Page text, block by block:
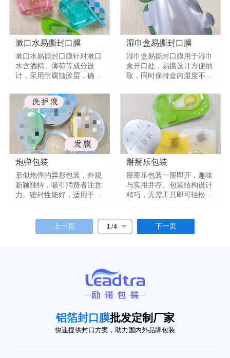
药、保健品等医药包装场
景。
类，提升产品档次。
漱口水易撕封口膜
漱口水易撕封口膜针对漱口
水含酒精、薄荷等成分设
计，采用耐腐蚀胶层，确保
密封牢固，易撕设计开启方
便，适用于瓶装漱口水、口
腔喷雾、牙科护理产品等，
保障运输与使用过程中的密
封性。
湿巾盒易撕封口膜
湿巾盒易撕封口膜用于湿巾
盒开口处，易撕设计方便抽
取，同时保持盒内湿度不挥
失，确保湿巾在使用周期内
保持湿润。适用于家用湿
巾、婴儿湿巾、消毒湿巾、
卸妆湿巾等产品。
炮弹包装
形似炮弹的异形包装，外观
新颖独特，吸引消费者注意
力。密封性能好，适用于发
与实用密封功能，适合电
商、礼品、体验装等场景。
掰掰乐包装
掰掰乐包装一掰即开，趣味
与实用并存。包装结构设计
精巧，无需工具即可轻松开
液体包装。既提升使用便利
性，又增加产品互动感。
上一页 1 /4 下一页
铝箔封口膜批发定制厂家
快速提供封口方案，助力国内外品牌包装